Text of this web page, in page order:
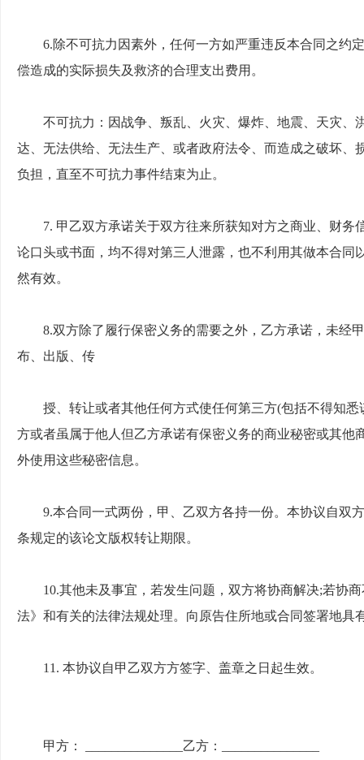
6.除不可抗力因素外，任何一方如严重违反本合同之约
偿造成的实际损失及救济的合理支出费用。
不可抗力：因战争、叛乱、火灾、爆炸、地震、天灾、
达、无法供给、无法生产、或者政府法令、而造成之破坏、
负担，直至不可抗力事件结束为止。
7. 甲乙双方承诺关于双方往来所获知对方之商业、财务
论口头或书面，均不得对第三人泄露，也不利用其做本合同
然有效。
8.双方除了履行保密义务的需要之外，乙方承诺，未经
布、出版、传
授、转让或者其他任何方式使任何第三方(包括不得知悉
方或者虽属于他人但乙方承诺有保密义务的商业秘密或其他
外使用这些秘密信息。
9.本合同一式两份，甲、乙双方各持一份。本协议自双
条规定的该论文版权转让期限。
10.其他未及事宜，若发生问题，双方将协商解决;若协
法》和有关的法律法规处理。向原告住所地或合同签署地具
11. 本协议自甲乙双方方签字、盖章之日起生效。
甲方： _______________乙方：_______________